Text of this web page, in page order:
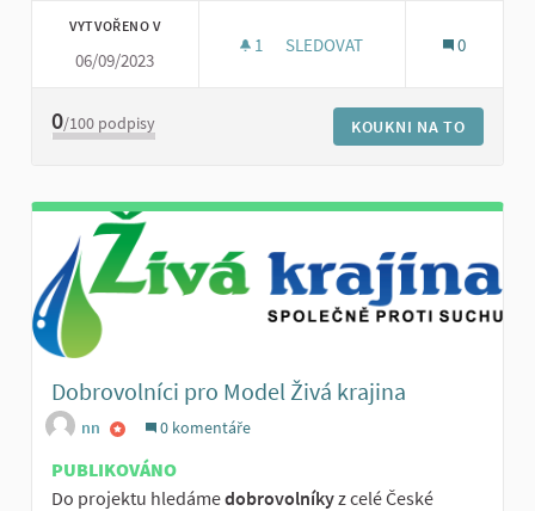
VYTVOŘENO V
06/09/2023
1 1 SLEDUJÍCÍ
SLEDOVAT 0
0/100 podpisy KOUKNI NA TO
Dobrovolníci pro Model Živá krajina
nn 0 komentáře
PUBLIKOVÁNO
Do projektu hledámedobrovolníkyz celé České